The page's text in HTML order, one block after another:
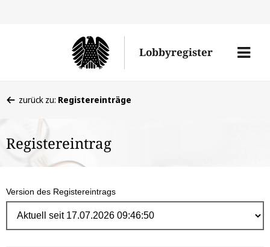
Lobbyregister
Menü
befinden
hier:
zurück zu: Registereinträge
Registereintrag
Version des Registereintrags